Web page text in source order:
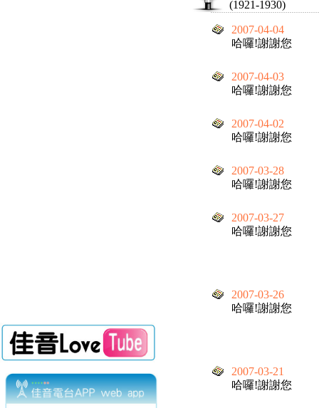
(1921-1930)
2007-04-04
哈囉!謝謝您
2007-04-03
哈囉!謝謝您
2007-04-02
哈囉!謝謝您
2007-03-28
哈囉!謝謝您
2007-03-27
哈囉!謝謝您
2007-03-26
哈囉!謝謝您
2007-03-21
哈囉!謝謝您